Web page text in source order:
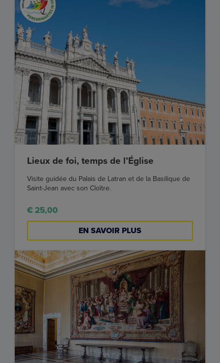
Lieux de foi, temps de l’Église
Visite guidée du Palais de Latran et de la Basilique de
Saint-Jean avec son Cloître.
€ 25,00
EN SAVOIR PLUS